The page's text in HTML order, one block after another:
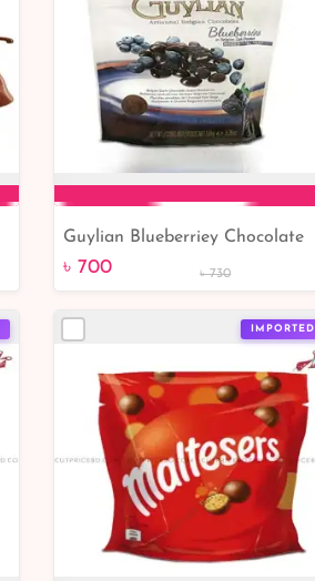
Add to Cart
Guylian Blueberriey Chocolate
150gm
৳ 700 ৳ 730
IMPORTED